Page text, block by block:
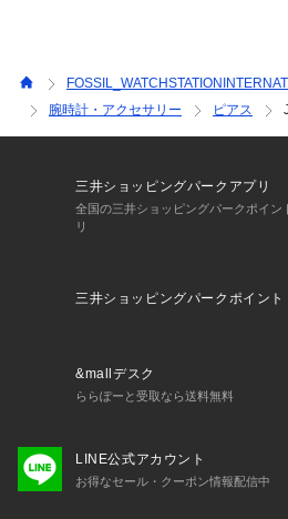
腕時計・アクセサリー
ピアス
三井ショッピングパークアプリ
全国の三井ショッピングパークポイ
リ
三井ショッピングパークポイント
&mallデスク
ららぽーと受取なら送料無料
LINE公式アカウント
お得なセール・クーポン情報配信中